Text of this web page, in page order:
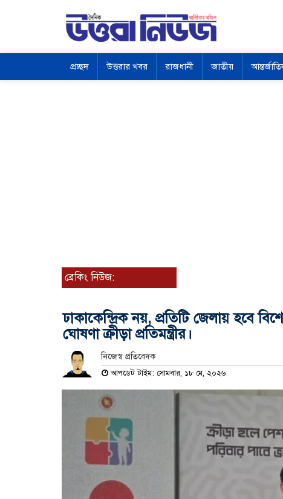
প্রচ্ছদ উত্তরার খবর রাজধানী জাতীয়
ব্রেকিং নিউজ:
ঢাকাকেন্দ্রিক নয়, প্রতিটি জেলায় হবে
ঘোষণা ক্রীড়া প্রতিমন্ত্রীর।
নিজেস্ব প্রতিবেদক
আপডেট টাইম: সোমবার, ১৮ মে, ২০২৬